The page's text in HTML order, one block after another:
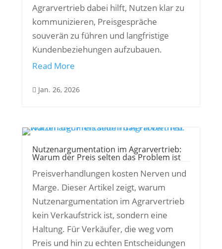
Agrarvertrieb dabei hilft, Nutzen klar zu
kommunizieren, Preisgespräche
souverän zu führen und langfristige
Kundenbeziehungen aufzubauen.
Read More
 Jan. 26, 2026
Nutzenargumentation im Agrarvertrieb:
Warum der Preis selten das Problem ist
Preisverhandlungen kosten Nerven und
Marge. Dieser Artikel zeigt, warum
Nutzenargumentation im Agrarvertrieb
kein Verkaufstrick ist, sondern eine
Haltung. Für Verkäufer, die weg vom
Preis und hin zu echten Entscheidungen